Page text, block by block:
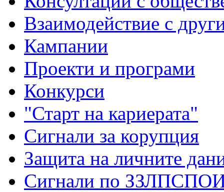
Взаимодействие с
Кампании
Проекти и програми
Конкурси
"Старт на кариерата"
Сигнали за корупция
Защита на личните
Сигнали по